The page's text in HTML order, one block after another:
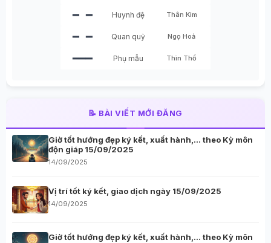
━ ━ Huynh đệ Thân Kim
━ ━ Quan quỷ Ngọ Hoả
━━━ Phụ mẫu Thìn Thổ
📝 BÀI VIẾT MỚI ĐĂNG
Giờ tốt hướng đẹp ký kết, xuất hành,… theo Kỳ môn
độn giáp 15/09/2025
14/09/2025
Vị trí tốt ký kết, giao dịch ngày 15/09/2025
14/09/2025
Giờ tốt hướng đẹp ký kết, xuất hành,… theo Kỳ môn